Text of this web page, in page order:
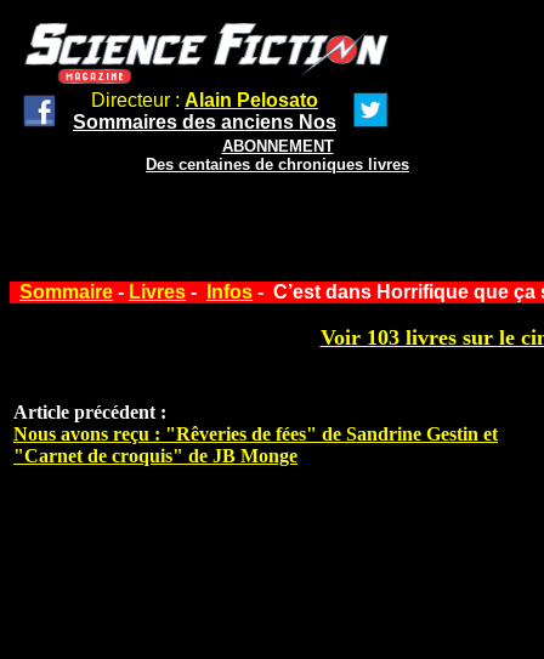
Directeur : Alain Pelosato
Sommaires des anciens Nos
ABONNEMENT
Des centaines de chroniques livres
Sommaire - Livres - Infos - C’est dans Horrifique que ça
Voir 103 livres sur le
Article précédent :
Nous avons reçu : "Rêveries de fées" de Sandrine Gestin et
"Carnet de croquis" de JB Monge